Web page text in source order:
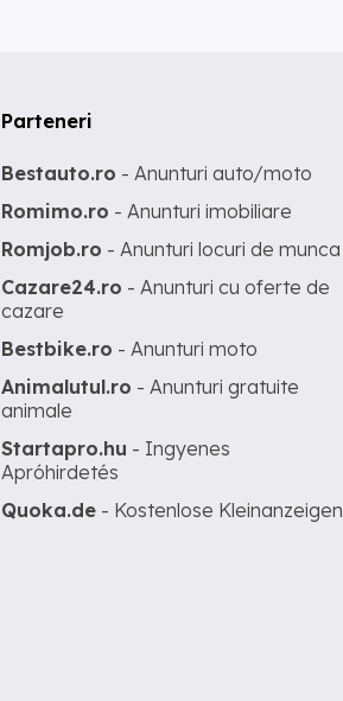
Parteneri
Bestauto.ro - Anunturi auto/moto
Romimo.ro - Anunturi imobiliare
Romjob.ro - Anunturi locuri de munca
Cazare24.ro - Anunturi cu oferte de
cazare
Bestbike.ro - Anunturi moto
Animalutul.ro - Anunturi gratuite
animale
Startapro.hu - Ingyenes
Apróhirdetés
Quoka.de - Kostenlose Kleinanzeigen